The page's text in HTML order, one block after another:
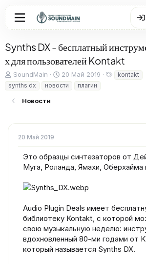
Synths DX - бесплатный
х для пользователей Kontakt
А
в
т
о
SoundMain
Д
а
т
20 Май 2019
kontakt
synths dx
новости плагин
Новости
20 Май 2019
Это образцы синтезаторов от
Муга, Роланда, Ямахи, Оберхайма
Audio Plugin Deals имеет
библиотеку Kontakt, с которой
свою музыкальную неделю:
вдохновленный 80-ми годами от
который называется Synths DX.